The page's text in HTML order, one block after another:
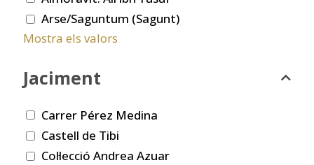
Arse/Saguntum (Sagunt)
Mostra els valors
Jaciment
Carrer Pérez Medina
Castell de Tibi
Col·lecció Andrea Azuar